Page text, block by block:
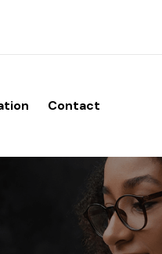
Contact